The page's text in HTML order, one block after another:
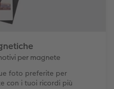
per magnete
foto preferite per
con i tuoi ricordi più